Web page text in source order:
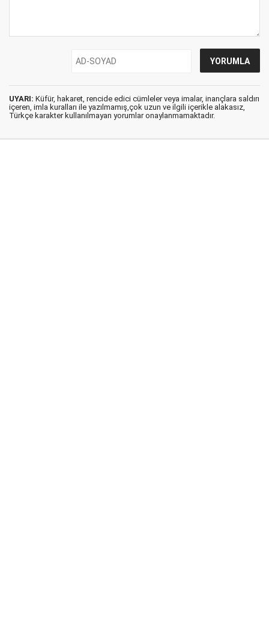
UYARI: Küfür, hakaret, rencide edici cümleler veya imalar, inançlara saldırı
içeren, imla kuralları ile yazılmamış,çok uzun ve ilgili içerikle alakasız,
Türkçe karakter kullanılmayan yorumlar onaylanmamaktadır.